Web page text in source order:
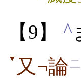
【9】 ^
▼ 又¬論ニ